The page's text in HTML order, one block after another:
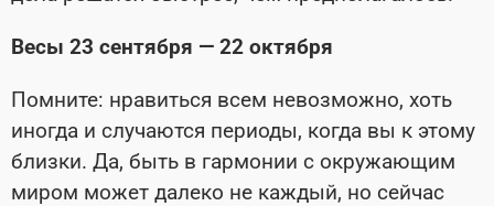
Весы 23 сентября — 22 октября
Помните: нравиться всем невозможно, хоть
иногда и случаются периоды, когда вы к этому
близки. Да, быть в гармонии с окружающим
миром может далеко не каждый, но сейчас